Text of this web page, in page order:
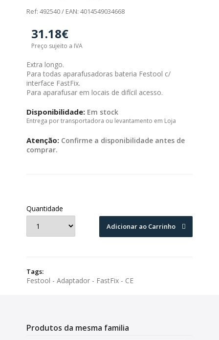
Ref: 492540 / EAN: 4014549034668
31.18€
Preço sujeito a IVA
Extra longo.
Para todas aparafusadoras bateria Festool c/
interface FastFix.
Para aparafusar em locais de difícil acesso.
Disponibilidade: Em stock
Entrega por transportadora ou levantamento em Loja
Atenção: Confirme a disponibilidade antes de
comprar.
Quantidade
Adicionar ao Carrinho
Tags:
Festool - Adaptador - FastFix - CE
Produtos da mesma familia